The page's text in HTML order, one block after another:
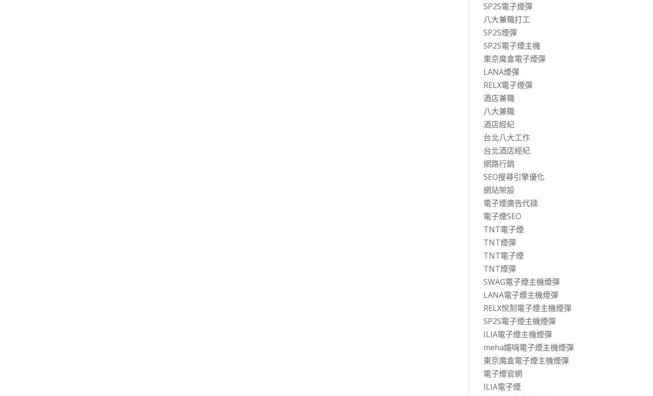
SP2S電子煙彈
八大兼職打工
SP2S煙彈
SP2S電子煙主機
東京魔盒電子煙彈
LANA煙彈
RELX電子煙彈
酒店兼職
八大兼職
酒店經紀
台北八大工作
台北酒店經紀
網路行銷
SEO搜尋引擎優化
網站架設
電子煙廣告代操
電子煙SEO
TNT電子煙
TNT煙彈
TNT電子煙
TNT煙彈
SWAG電子煙主機煙彈
LANA電子煙主機煙彈
RELX悅刻電子煙主機煙彈
SP2S電子煙主機煙彈
ILIA電子煙主機煙彈
meha媚嗨電子煙主機煙彈
東京魔盒電子煙主機煙彈
電子煙官網
ILIA電子煙